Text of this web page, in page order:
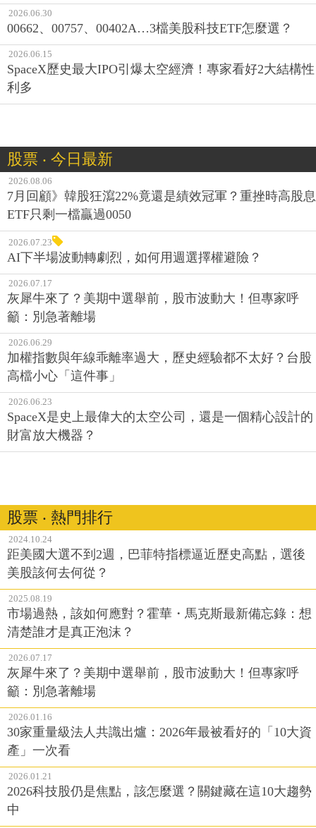
2026.06.30
00662、00757、00402A…3檔美股科技ETF怎麼選？
2026.06.15
SpaceX歷史最大IPO引爆太空經濟！專家看好2大結構性
利多
股票 ‧ 今日最新
2026.08.06
7月回顧》韓股狂瀉22%竟還是績效冠軍？重挫時高股息
ETF只剩一檔贏過0050
2026.07.23
AI下半場波動轉劇烈，如何用週選擇權避險？
2026.07.17
灰犀牛來了？美期中選舉前，股市波動大！但專家呼
籲：別急著離場
2026.06.29
加權指數與年線乖離率過大，歷史經驗都不太好？台股
高檔小心「這件事」
2026.06.23
SpaceX是史上最偉大的太空公司，還是一個精心設計的
財富放大機器？
股票 ‧ 熱門排行
2024.10.24
距美國大選不到2週，巴菲特指標逼近歷史高點，選後
美股該何去何從？
2025.08.19
市場過熱，該如何應對？霍華・馬克斯最新備忘錄：想
清楚誰才是真正泡沫？
2026.07.17
灰犀牛來了？美期中選舉前，股市波動大！但專家呼
籲：別急著離場
2026.01.16
30家重量級法人共識出爐：2026年最被看好的「10大資
產」一次看
2026.01.21
2026科技股仍是焦點，該怎麼選？關鍵藏在這10大趨勢
中